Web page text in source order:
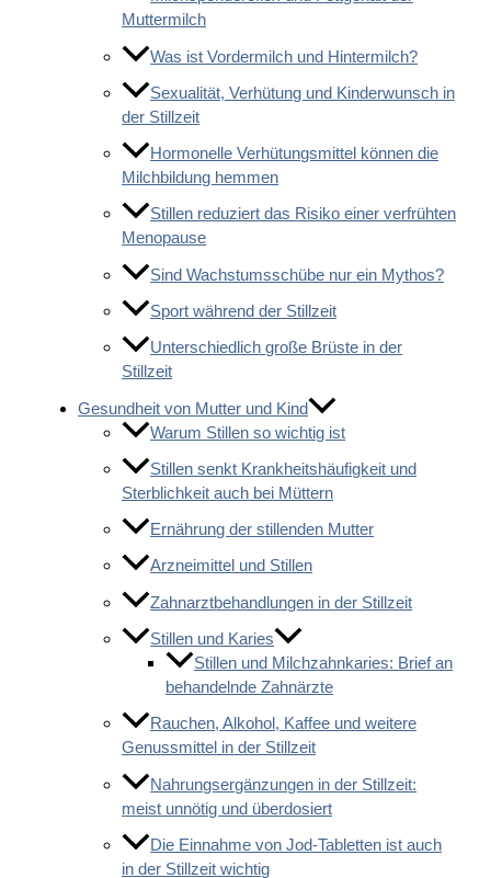
Muttermilch
Was ist Vordermilch und Hintermilch?
Sexualität, Verhütung und Kinderwunsch in
der Stillzeit
Hormonelle Verhütungsmittel können die
Milchbildung hemmen
Stillen reduziert das Risiko einer verfrühten
Menopause
Sind Wachstumsschübe nur ein Mythos?
Sport während der Stillzeit
Unterschiedlich große Brüste in der
Stillzeit
Gesundheit von Mutter und Kind
Warum Stillen so wichtig ist
Stillen senkt Krankheitshäufigkeit und
Sterblichkeit auch bei Müttern
Ernährung der stillenden Mutter
Arzneimittel und Stillen
Zahnarztbehandlungen in der Stillzeit
Stillen und Karies
Stillen und Milchzahnkaries: Brief an
behandelnde Zahnärzte
Rauchen, Alkohol, Kaffee und weitere
Genussmittel in der Stillzeit
Nahrungsergänzungen in der Stillzeit:
meist unnötig und überdosiert
Die Einnahme von Jod-Tabletten ist auch
in der Stillzeit wichtig